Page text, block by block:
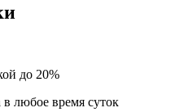
до 20%
в любое время суток